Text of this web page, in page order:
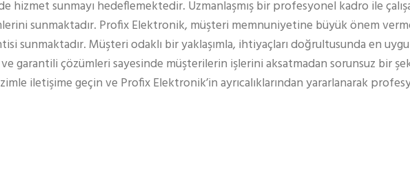
hizmet sunmayı hedeflemektedir. Uzmanlaşmış bir profesyonel kadro ile
sunmaktadır. Profix Elektronik, müşteri memnuniyetine büyük önem
sunmaktadır. Müşteri odaklı bir yaklaşımla, ihtiyaçları doğrultusunda en
garantili çözümleri sayesinde müşterilerin işlerini aksatmadan sorunsuz bir
iletişime geçin ve Profix Elektronik’in ayrıcalıklarından yararlanarak